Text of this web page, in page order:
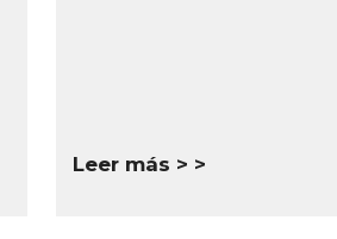
Leer más >